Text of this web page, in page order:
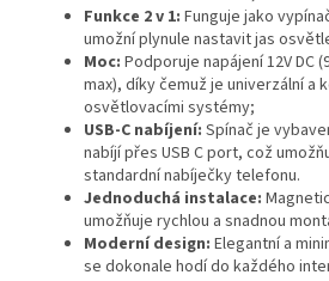
Funkce 2 v 1: Funguje jako
umožní plynule nastavit jas
Moc: Podporuje napájení 12V DC
max), díky čemuž je univerzální a
osvětlovacími systémy;
USB-C nabíjení: Spínač je
nabíjí přes USB C port, což
standardní nabíječky telefonu.
Jednoduchá instalace:
umožňuje rychlou a snadnou
Moderní design: Elegantní a
se dokonale hodí do každého